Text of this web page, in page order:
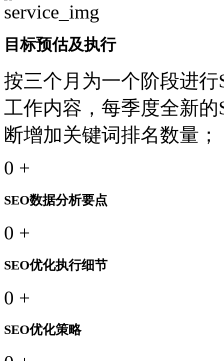
目标预估及执行
按三个月为一个阶段进
工作内容，每季度全新
断增加关键词排名数量；
0 +
SEO数据分析要点
0 +
SEO优化执行细节
0 +
SEO优化策略